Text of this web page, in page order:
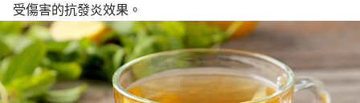
受傷害的抗發炎效果。